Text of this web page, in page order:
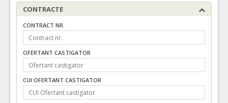
CONTRACTE
CONTRACT NR.
OFERTANT CASTIGATOR
CUI OFERTANT CASTIGATOR